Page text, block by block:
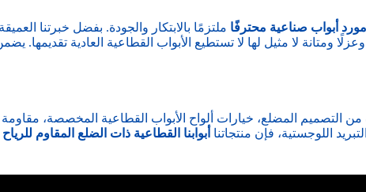
مورد أبواب صناعية محترفًا ملتزمًا بالابتكار والجودة. بفضل خبرتنا
ومتانة لا مثيل لها لا تستطيع الأبواب القطاعية العادية تقديمها.
من التصميم المضلع، خيارات ألواح الأبواب القطاعية المخصصة،
اللوجستية، فإن منتجاتنا أبوابنا القطاعية ذات الضلع المقاوم